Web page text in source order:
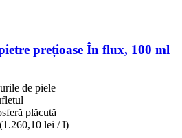
prețioase În flux, 100 ml
de piele
plăcută
(1.260,10 lei / l)